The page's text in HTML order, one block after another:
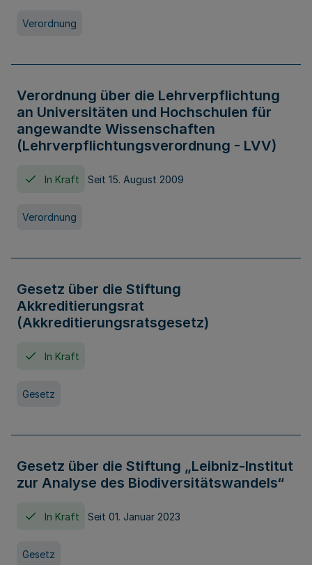
Verordnung
Verordnung über die Lehrverpflichtung
an Universitäten und Hochschulen für
angewandte Wissenschaften
(Lehrverpflichtungsverordnung - LVV)
In Kraft Seit 15. August 2009
Verordnung
Gesetz über die Stiftung
Akkreditierungsrat
(Akkreditierungsratsgesetz)
In Kraft
Gesetz
Gesetz über die Stiftung „Leibniz-Institut
zur Analyse des Biodiversitätswandels“
In Kraft Seit 01. Januar 2023
Gesetz